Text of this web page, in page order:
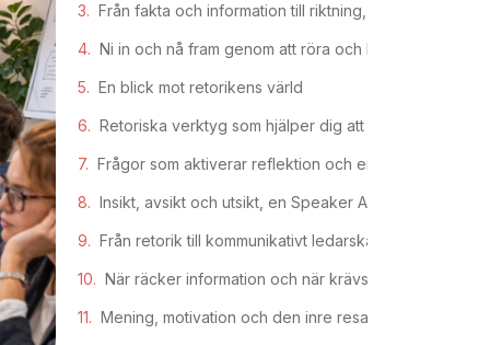
Från fakta och information till riktning, innebörd och
Ni in och nå fram genom att röra och beröra
En blick mot retorikens värld
Retoriska verktyg som hjälper dig att nå in
Frågor som aktiverar reflektion och engagemang
Insikt, avsikt och utsikt, en Speaker Academy-modell
Från retorik till kommunikativt ledarskap
När räcker information och när krävs angelägenhet
Mening, motivation och den inre resan